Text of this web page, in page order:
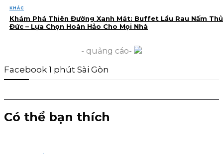
KHÁC
Khám Phá Thiên Đường Xanh Mát: Buffet Lẩu Rau Nấm Thủ
Đức – Lựa Chọn Hoàn Hảo Cho Mọi Nhà
- quảng cáo-
Facebook 1 phút Sài Gòn
Có thể bạn thích